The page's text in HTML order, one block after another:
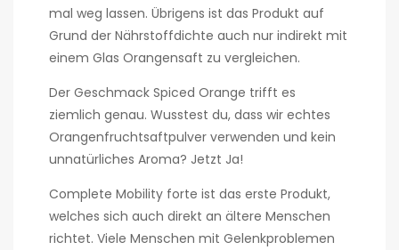
mal weg lassen. Übrigens ist das Produkt auf
Grund der Nährstoffdichte auch nur indirekt mit
einem Glas Orangensaft zu vergleichen.
Der Geschmack Spiced Orange trifft es
ziemlich genau. Wusstest du, dass wir echtes
Orangenfruchtsaftpulver verwenden und kein
unnatürliches Aroma? Jetzt Ja!
Complete Mobility forte ist das erste Produkt,
welches sich auch direkt an ältere Menschen
richtet. Viele Menschen mit Gelenkproblemen